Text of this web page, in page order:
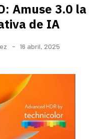
Amuse 3.0 la
de IA
16 abril, 2025